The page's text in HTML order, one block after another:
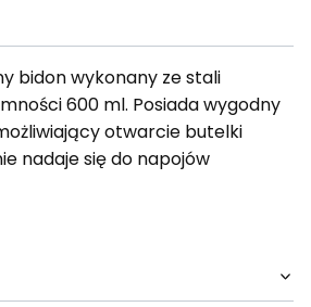
bidon wykonany ze stali
600 ml. Posiada wygodny
otwarcie butelki
nadaje się do napojów